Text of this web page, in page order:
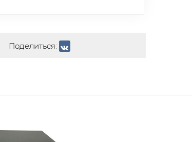
Поделиться: